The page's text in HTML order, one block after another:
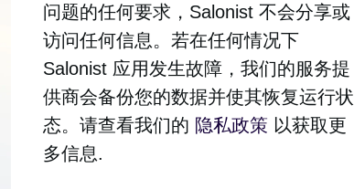
问题的任何要求，Salonist 不会分享或
访问任何信息。若在任何情况下
Salonist 应用发生故障，我们的服务提
供商会备份您的数据并使其恢复运行状
态。请查看我们的 隐私政策 以获取更
多信息.